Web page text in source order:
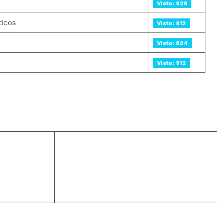
Visto: 928
Visto: 912
Visto: 824
Visto: 912